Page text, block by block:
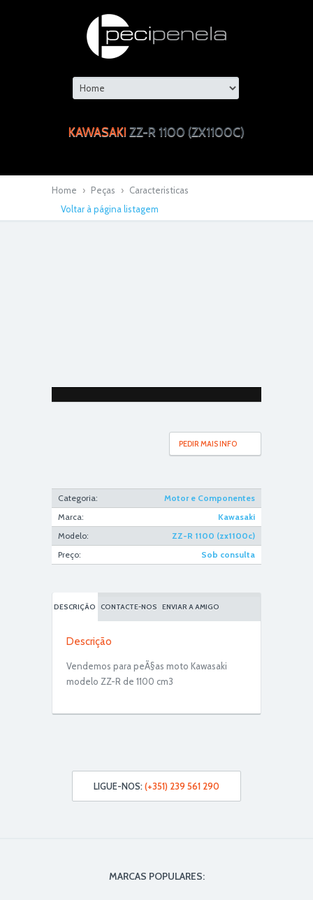
KAWASAKI ZZ-R 1100 (ZX1100C)
Home › Peças › Caracteristicas
Voltar à página listagem
PEDIR MAIS INFO
Categoria:
Motor e Componentes
Marca:
Kawasaki
Modelo:
ZZ-R 1100 (zx1100c)
Preço:
Sob consulta
DESCRIÇÃO CONTACTE-NOS ENVIAR A AMIGO
Descrição
Vendemos para peÃ§as moto Kawasaki
modelo ZZ-R de 1100 cm3
LIGUE-NOS:(+351) 239 561 290
MARCAS POPULARES: